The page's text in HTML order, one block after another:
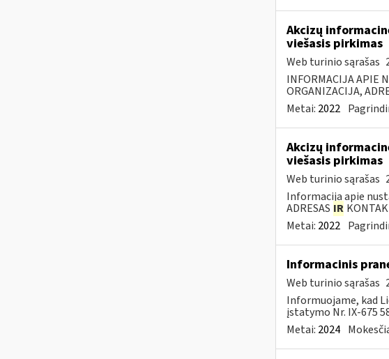
Akcizų
viešasis pirkimas
Web turinio sąrašas
INFORMACIJA APIE
ORGANIZACIJA,
Metai: 2022
Akcizų
viešasis pirkimas
Web turinio sąrašas
Informacija apie
ADRESAS IR
Metai: 2022
Informacinis
Web turinio sąrašas
Informuojame, kad
įstatymo Nr. IX-675
Metai: 2024